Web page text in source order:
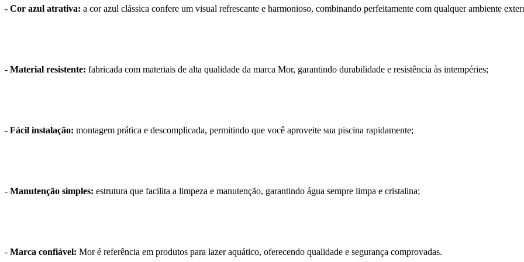
- Cor azul atrativa: a cor azul clássica confere um visual refrescante e harmonioso, combinando perfeitamente com qualquer ambiente
- Material resistente: fabricada com materiais de alta qualidade da marca Mor, garantindo durabilidade e resistência às intempéries;
- Fácil instalação: montagem prática e descomplicada, permitindo que você aproveite sua piscina rapidamente;
- Manutenção simples: estrutura que facilita a limpeza e manutenção, garantindo água sempre limpa e cristalina;
- Marca confiável: Mor é referência em produtos para lazer aquático, oferecendo qualidade e segurança comprovadas.